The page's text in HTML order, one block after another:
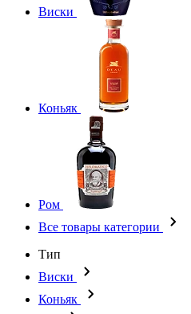
Виски
Коньяк
Ром
Все товары категории
Тип
Виски
Коньяк